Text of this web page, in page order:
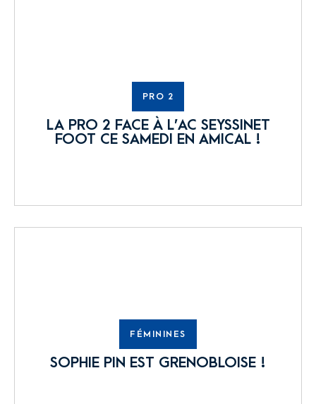
PRO 2
LA PRO 2 FACE À L’AC SEYSSINET
FOOT CE SAMEDI EN AMICAL !
FÉMININES
SOPHIE PIN EST GRENOBLOISE !